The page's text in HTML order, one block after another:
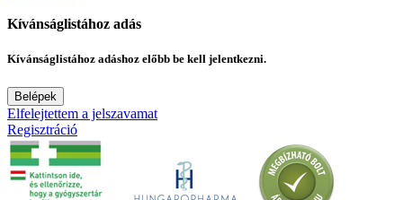
Kívánságlistához adás
Kívánságlistához adáshoz előbb be kell jelentkezni.
Belépek
Elfelejtettem a jelszavamat
Regisztráció